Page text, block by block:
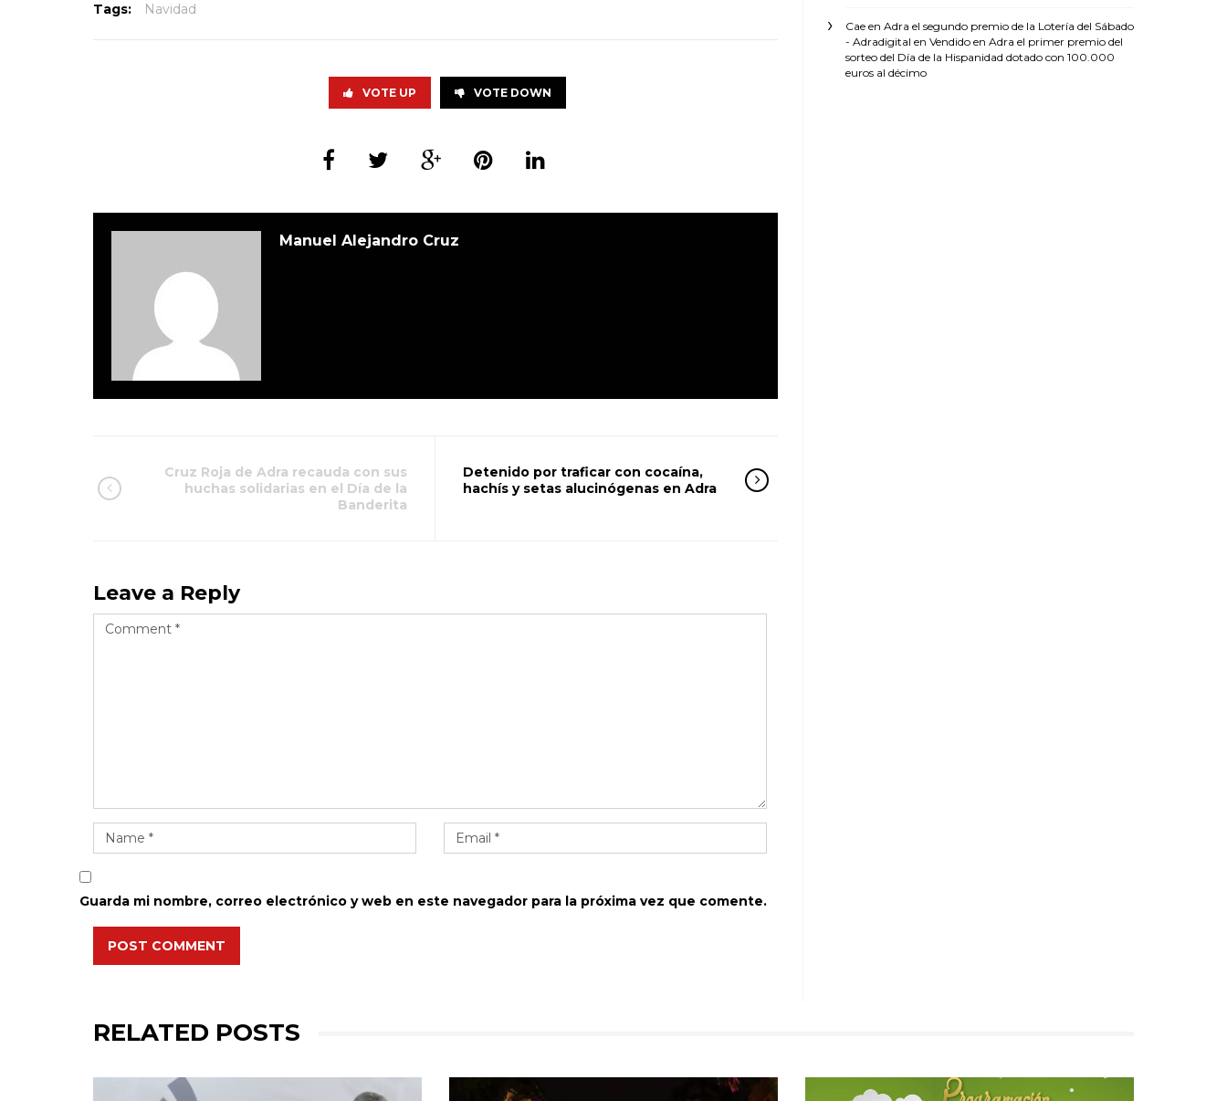
Tags: Navidad
VOTE UP VOTE DOWN
Manuel Alejandro Cruz
Cruz Roja de Adra recauda con sus
huchas solidarias en el Día de la
Banderita
Detenido por traficar con cocaína,
hachís y setas alucinógenas en Adra
Leave a Reply
Guarda mi nombre, correo electrónico y web en este navegador para la próxima vez que comente.
POST COMMENT
Cae en Adra el segundo premio de la Lotería del Sábado
- Adradigital en Vendido en Adra el primer premio del
sorteo del Día de la Hispanidad dotado con 100.000
euros al décimo
RELATED POSTS